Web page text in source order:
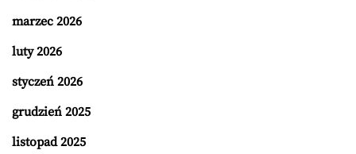
marzec 2026
luty 2026
styczeń 2026
grudzień 2025
listopad 2025